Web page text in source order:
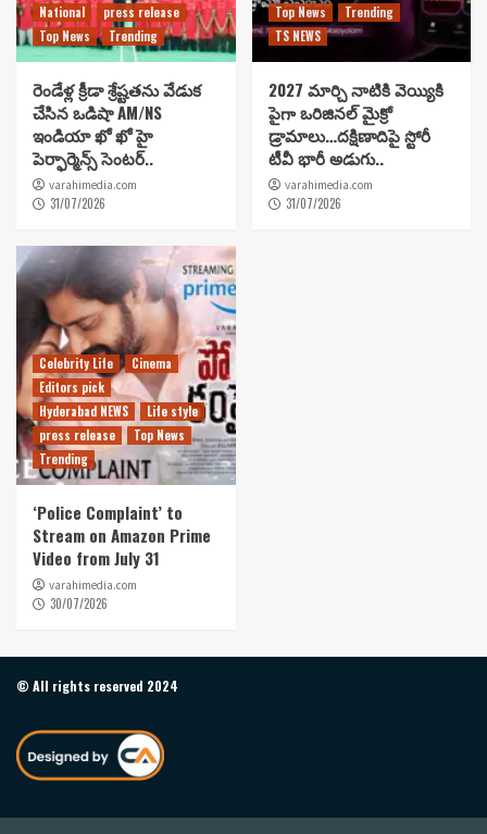
National
press release
Top News
Trending
రెండేళ్ల క్రీడా శ్రేష్టతను వేడుక
చేసిన ఒడిషా AM/NS
ఇండియా ఖో ఖో హై
పెర్ఫార్మెన్స్ సెంటర్..
varahimedia.com
31/07/2026
Top News
Trending
TS NEWS
2027 మార్చి నాటికి వెయ్యికి
పైగా ఒరిజినల్ మైక్రో
డ్రామాలు…దక్షిణాదిపై స్టోరీ
టీవీ భారీ అడుగు..
varahimedia.com
31/07/2026
Celebrity Life
Cinema
Editors pick
Hyderabad NEWS
Life style
press release
Top News
Trending
‘Police Complaint’ to
Stream on Amazon Prime
Video from July 31
varahimedia.com
30/07/2026
© All rights reserved 2024